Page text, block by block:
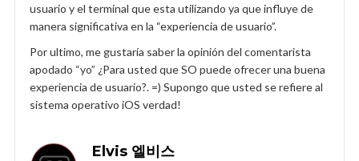
usuario y el terminal que esta utilizando ya que influye de
manera significativa en la “experiencia de usuario”.
Por ultimo, me gustaría saber la opinión del comentarista
apodado “yo” ¿Para usted que SO puede ofrecer una buena
experiencia de usuario?. =) Supongo que usted se refiere al
sistema operativo iOS verdad!
Elvis 엘비스